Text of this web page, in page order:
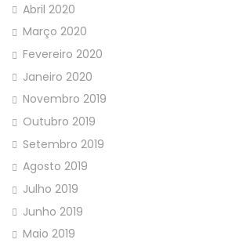
Abril 2020
Março 2020
Fevereiro 2020
Janeiro 2020
Novembro 2019
Outubro 2019
Setembro 2019
Agosto 2019
Julho 2019
Junho 2019
Maio 2019